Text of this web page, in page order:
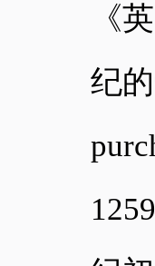
《
纪